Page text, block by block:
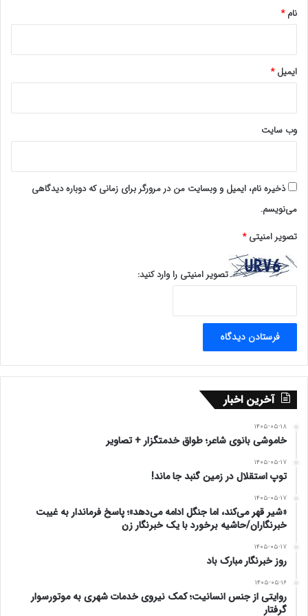
نام*
ایمیل*
وب‌ سایت
ذخیره نام، ایمیل و وبسایت من در مرورگر برای زمانی که دوباره دیدگاهی
می‌نویسم.
تصویر امنیتی*
تصویر امنیتی را وارد کنید:
آخرین اخبار
۱۴۰۵-۰۵-۱۸
خاموشی بانوی شاعر؛ طواق خدمتگزار + تصاویر
۱۴۰۵-۰۵-۱۷
توپ استقلال در زمین گنبد جا ماند!
۱۴۰۵-۰۵-۱۷
«شیر قهر می‌کند، اما جنگل ادامه می‌دهد»؛ پاسخ فرماندار به غیبت
خبرنگاران/حاشیه برخورد با یک خبرنگار زن
۱۴۰۵-۰۵-۱۷
روز خبرنگار مبارک باد
۱۴۰۵-۰۵-۱۶
روایتی از جنس انسانیت؛ کمک نیروی خدمات شهری به موتورسوار
گرفتار